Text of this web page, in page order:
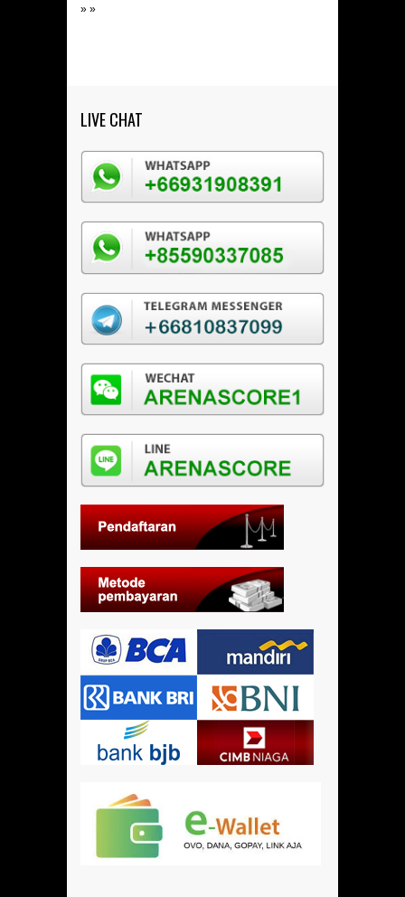
» »
LIVE CHAT